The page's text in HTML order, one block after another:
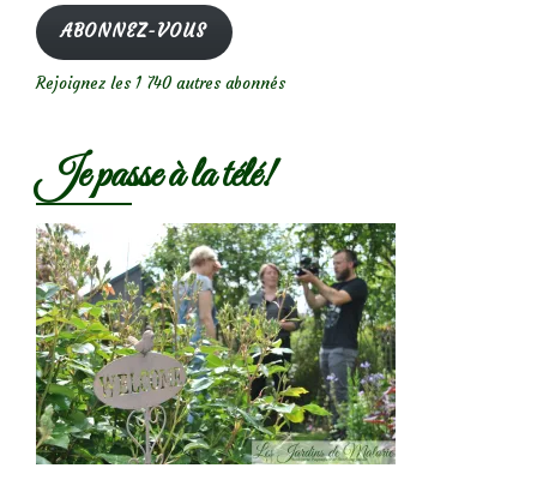
mail
ABONNEZ-VOUS
Rejoignez les 1 740 autres abonnés
Je passe à la télé!